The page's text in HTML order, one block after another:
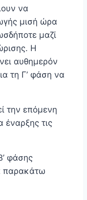
να
μισή ώρα
μαζί
Η
αυθημερόν
τη Γ’ φάση να
την επόμενη
τις
φάσης
παρακάτω